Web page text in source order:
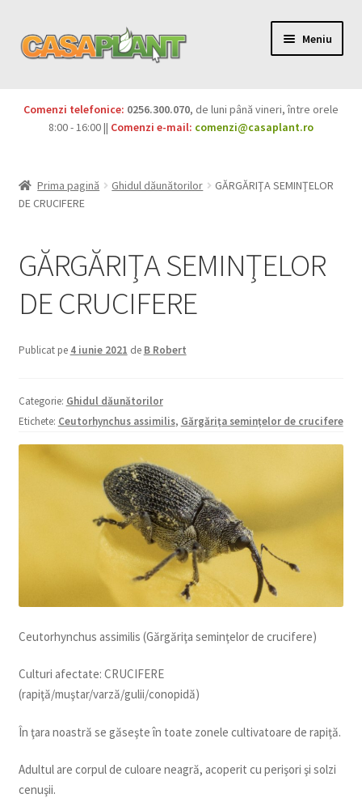
Meniu
Pesticide
copil
Produse BIO
Igienă publică
Casa și grădina
copil
Comenzi telefonice: 0256.300.070, de luni până vineri, între orele
8:00 - 16:00 || Comenzi e-mail: comenzi@casaplant.ro
Prima pagină Ghidul dăunătorilor
GĂRGĂRIŢA SEMINŢELOR
DE CRUCIFERE
GĂRGĂRIŢA SEMINŢELOR
DE CRUCIFERE
Publicat pe 4 iunie 2021 de B Robert
Categorie: Ghidul dăunătorilor
Etichete: Ceutorhynchus assimilis, Gărgăriţa seminţelor de crucifere
Ceutorhynchus assimilis (Gărgăriţa seminţelor de crucifere)
Culturi afectate: CRUCIFERE
(rapiţă/muştar/varză/gulii/conopidă)
În ţara noastră se găseşte în toate zonele cultivatoare de rapiţă.
Adultul are corpul de culoare neagră, acoperit cu perişori şi solzi
cenuşii.